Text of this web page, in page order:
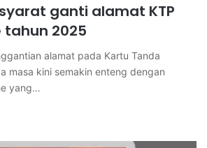
ganti alamat KTP
tahun 2025
alamat pada Kartu Tanda
masa kini semakin enteng dengan
yang…